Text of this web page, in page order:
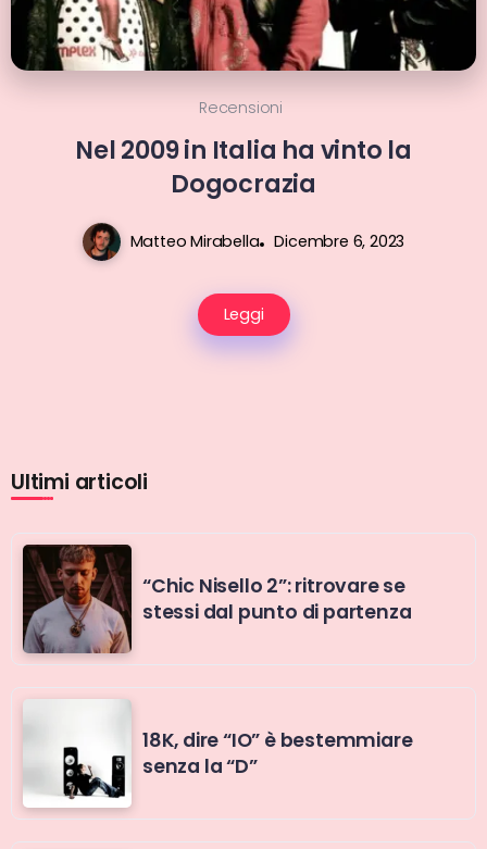
Recensioni
Nel 2009 in Italia ha vinto la
Dogocrazia
Matteo Mirabella Dicembre 6, 2023
Leggi
Ultimi articoli
“Chic Nisello 2”: ritrovare se
stessi dal punto di partenza
18K, dire “IO” è bestemmiare
senza la “D”